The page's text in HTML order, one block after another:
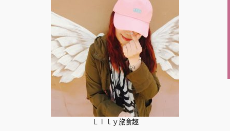
Ｌｉｌｙ旅食趣